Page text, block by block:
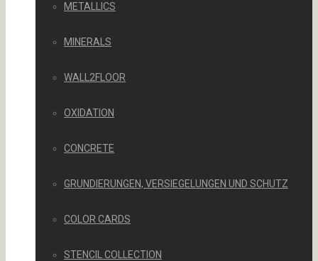
METALLICS
MINERALS
WALL2FLOOR
OXIDATION
CONCRETE
GRUNDIERUNGEN, VERSIEGELUNGEN UND SCHUTZ
COLOR CARDS
STENCIL COLLECTION